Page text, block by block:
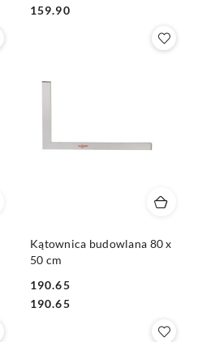
Cena:
Cena:
159.90
Kątownica budowlana 80 x
50 cm
Cena:
190.65
Cena:
190.65